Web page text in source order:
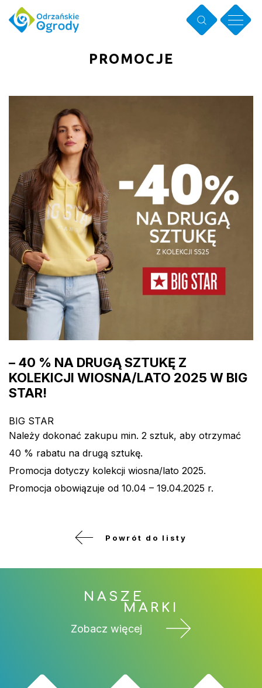
PROMOCJE
– 40 % NA DRUGĄ SZTUKĘ Z
KOLEKICJI WIOSNA/LATO 2025 W BIG
STAR!
BIG STAR
Należy dokonać zakupu min. 2 sztuk, aby otrzymać
40 % rabatu na drugą sztukę.
Promocja dotyczy kolekcji wiosna/lato 2025.
Promocja obowiązuje od 10.04 – 19.04.2025 r.
Powrót do listy
NASZE
MARKI
Zobacz więcej